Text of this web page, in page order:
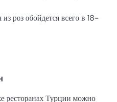
роз обойдется всего в 18-
ресторанах Турции можно